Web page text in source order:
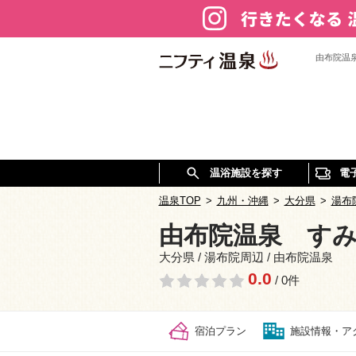
由布院温
温浴施設を探す 電
温泉TOP > 九州・沖縄 > 大分県 > 湯布
由布院温泉 す
大分県 / 湯布院周辺 / 由布院温泉
0.0 / 0件
宿泊プラン 施設情報・ア